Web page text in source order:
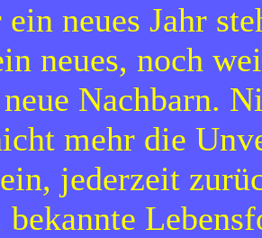
neues Jahr
neues, noch
Nachbarn.
mehr die
jederzeit
bekannte